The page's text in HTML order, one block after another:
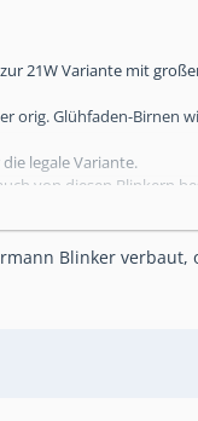
21W Variante mit
orig. Glühfaden-Birnen
legale Variante.
von diesen Blinkern
Sicherheit ernst nimmt
Blinker verbaut,